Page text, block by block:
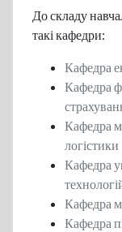
До складу
такі кафедри:
Кафедра
Кафедра
Кафедра
логістики
Кафедра
Кафедра
Кафедра